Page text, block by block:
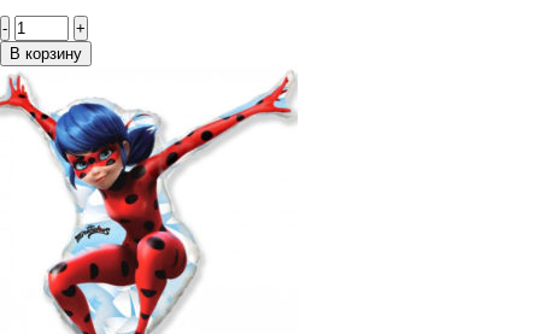
товара
Фольгированный
шар
звезда
"Три
кота
Карамелька"
В корзину